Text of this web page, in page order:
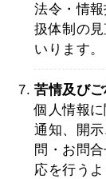
法令・情
扱体制の
いります。
苦情及び
個人情報
通知、開
問・お問
応を行う